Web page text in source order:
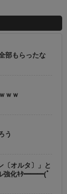
部もらったな
ｗｗ
う
〔オルタ〕」と
強化ｷﾀ━━━(ﾟ